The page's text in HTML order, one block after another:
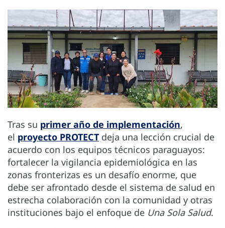
Tras su primer año de implementación,
el proyecto PROTECT deja una lección crucial de
acuerdo con los equipos técnicos paraguayos:
fortalecer la vigilancia epidemiológica en las
zonas fronterizas es un desafío enorme, que
debe ser afrontado desde el sistema de salud en
estrecha colaboración con la comunidad y otras
instituciones bajo el enfoque de Una Sola Salud.